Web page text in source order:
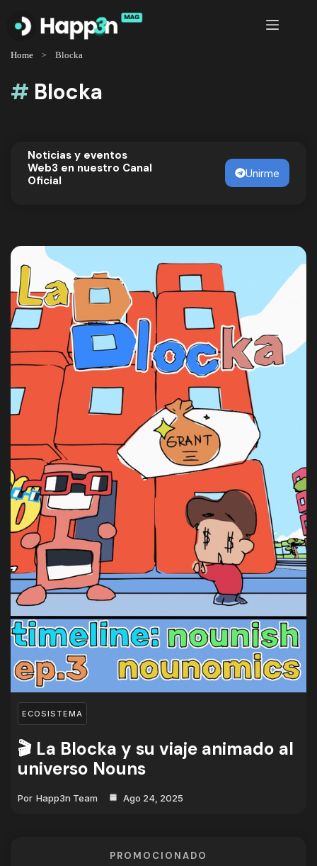
contenido
Home Blocka
# Blocka
Noticias y eventos
Web3 en nuestro Canal
Oficial
Unirme
ECOSISTEMA
🎬 La Blocka y su viaje animado al
universo Nouns
Por Happ3n Team Ago 24, 2025
PROMOCIONADO